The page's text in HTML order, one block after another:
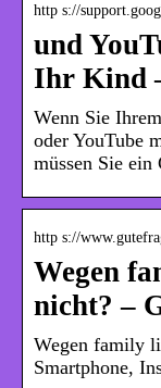
http s://
und
Ihr Kind
Wenn Sie
oder YouTube
müssen Sie
http s://
Wegen
nicht? –
Wegen family
Smartphone,